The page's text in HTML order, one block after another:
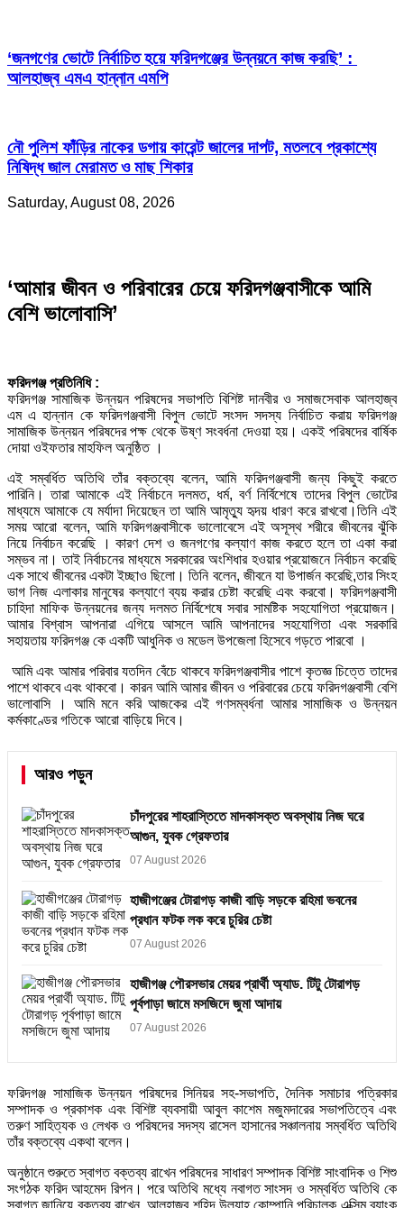
‘জনগণের ভোটে নির্বাচিত হয়ে ফরিদগঞ্জের উন্নয়নে কাজ করছি’ :
আলহাজ্ব এমএ হান্নান এমপি
নৌ পুলিশ ফাঁড়ির নাকের ডগায় কারেন্ট জালের দাপট, মতলবে প্রকাশ্যে
নিষিদ্ধ জাল মেরামত ও মাছ শিকার
Saturday, August 08, 2026
‘আমার জীবন ও পরিবারের চেয়ে ফরিদগঞ্জবাসীকে আমি
বেশি ভালোবাসি’
‎ফরিদগঞ্জ প্রতিনিধি :
‎ফরিদগঞ্জ সামাজিক উন্নয়ন পরিষদের সভাপতি বিশিষ্ট দানবীর ও সমাজসেবাক আলহাজ্ব
এম এ হান্নান কে ফরিদগঞ্জবাসী বিপুল ভোটে সংসদ সদস্য নির্বাচিত করায় ফরিদগঞ্জ
সামাজিক উন্নয়ন পরিষদের পক্ষ থেকে উষ্ণ সংবর্ধনা দেওয়া হয়। একই পরিষদের বার্ষিক
দোয়া ওইফতার মাহফিল অনুষ্ঠিত ।
‎এই সম্বর্ধিত অতিথি তাঁর বক্তব্যে বলেন, আমি ফরিদগঞ্জবাসী জন্য কিছুই করতে
পারিনি। তারা আমাকে এই নির্বাচনে দলমত, ধর্ম, বর্ণ নির্বিশেষে তাদের বিপুল ভোটের
মাধ্যমে আমাকে যে মর্যাদা দিয়েছেন তা আমি আমৃত্যু হৃদয় ধারণ করে রাখবো।তিনি এই
সময় আরো বলেন, আমি ফরিদগঞ্জবাসীকে ভালোবেসে এই অসূস্থ শরীরে জীবনের ঝুঁকি
নিয়ে নির্বাচন করেছি । কারণ দেশ ও জনগণের কল্যাণ কাজ করতে হলে তা একা করা
সম্ভব না। তাই নির্বাচনের মাধ্যমে সরকারের অংশিধার হওয়ার প্রয়োজনে নির্বাচন করেছি
এক সাথে জীবনের একটা ইচ্ছাও ছিলো। তিনি বলেন, জীবনে যা উপার্জন করেছি,তার সিংহ
ভাগ নিজ এলাকার মানুষের কল্যাণে ব্যয় করার চেষ্টা করেছি এবং করবো। ফরিদগঞ্জবাসী
চাহিদা মাফিক উন্নয়নের জন্য দলমত নির্বিশেষে সবার সামষ্টিক সহযোগিতা প্রয়োজন।
আমার বিশ্বাস আপনারা এগিয়ে আসলে আমি আপনাদের সহযোগিতা এবং সরকারি
সহায়তায় ফরিদগঞ্জ কে একটি আধুনিক ও মডেল উপজেলা হিসেবে গড়তে পারবো ।
‎ আমি এবং আমার পরিবার যতদিন বেঁচে থাকবে ফরিদগঞ্জবাসীর পাশে কৃতজ্ঞ চিত্তে তাদের
পাশে থাকবে এবং থাকবো। কারন আমি আমার জীবন ও পরিবারের চেয়ে ফরিদগঞ্জবাসী বেশি
ভালোবাসি । আমি মনে করি আজকের এই গণসম্বর্ধনা আমার সামাজিক ও উন্নয়ন
কর্মকাণ্ডের গতিকে আরো বাড়িয়ে দিবে।
আরও পড়ুন
চাঁদপুরের শাহরাস্তিতে মাদকাসক্ত অবস্থায় নিজ ঘরে
আগুন, যুবক গ্রেফতার
07 August 2026
হাজীগঞ্জের টোরাগড় কাজী বাড়ি সড়কে রহিমা ভবনের
প্রধান ফটক লক করে চুরির চেষ্টা
07 August 2026
হাজীগঞ্জ পৌরসভার মেয়র প্রার্থী অ্যাড. টিটু টোরাগড়
পূর্বপাড়া জামে মসজিদে জুমা আদায়
07 August 2026
‎ফরিদগঞ্জ সামাজিক উন্নয়ন পরিষদের সিনিয়র সহ-সভাপতি, দৈনিক সমাচার পত্রিকার
সম্পাদক ও প্রকাশক এবং বিশিষ্ট ব্যবসায়ী আবুল কাশেম মজুমদারের সভাপতিত্বে এবং
তরুণ সাহিত্যক ও লেখক ও পরিষদের সদস্য রাসেল হাসানের সঞ্চালনায় সম্বর্ধিত অতিথি
তাঁর বক্তব্যে একথা বলেন।
‎অনুষ্ঠানে শুরুতে স্বাগত বক্তব্য রাখেন পরিষদের সাধারণ সম্পাদক বিশিষ্ট সাংবাদিক ও শিশু
সংগঠক ফরিদ আহমেদ রিপন। পরে অতিথি মধ্যে নবাগত সাংসদ ও সম্বর্ধিত অতিথি কে
স্বাগত জানিয়ে বক্তব্য রাখেন, আলহাজ্ব শহিদ উল্যাহ কোম্পানি পরিচালক এক্সিম ব্যাংক